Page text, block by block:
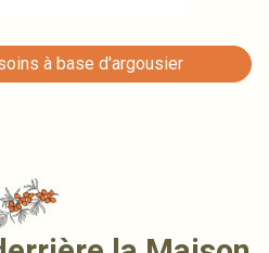
à base d'argousier